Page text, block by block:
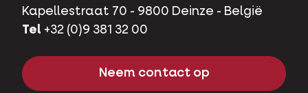
Kapellestraat 70 - 9800 Deinze - België
Tel +32 (0)9 381 32 00
Neem contact op